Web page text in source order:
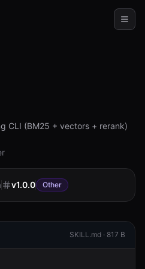
CLI (BM25 + vectors + rerank)
v1.0.0 Other
SKILL.md · 817 B